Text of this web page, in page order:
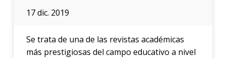
17 dic. 2019
Se trata de una de las revistas académicas
más prestigiosas del campo educativo a nivel